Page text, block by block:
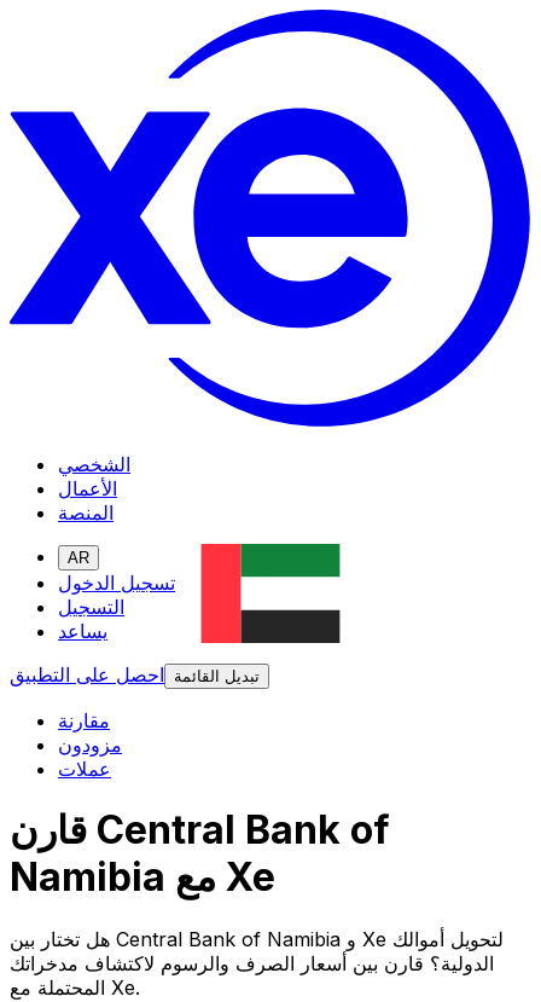
الشخصي
الأعمال
المنصة
AR
تسجيل الدخول
التسجيل
يساعد
احصل على التطبيق
تبديل القائمة
مقارنة
مزودون
عملات
قارن Central Bank of
Namibia مع Xe
هل تختار بين Central Bank of Namibia و Xe لتحويل أموالك
الدولية؟ قارن بين أسعار الصرف والرسوم لاكتشاف مدخراتك
المحتملة مع Xe.